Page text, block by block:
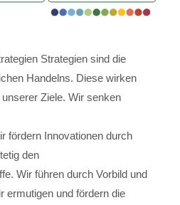
Strategien sind die
Handelns. Diese wirken
Ziele. Wir senken
fördern Innovationen durch
den
Wir führen durch Vorbild und
ermutigen und fördern die